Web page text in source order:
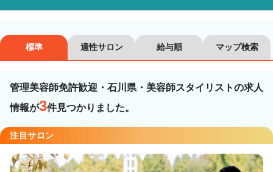
沿線・駅を選択 市区町村を選択
職種・技能ランク
美容師スタイリスト 美容師アシスタント
標準 適性サロン 給与順 マップ検索
管理美容師免許歓迎・石川県・美容師スタイリストの求人
情報が3件見つかりました。
注目サロン